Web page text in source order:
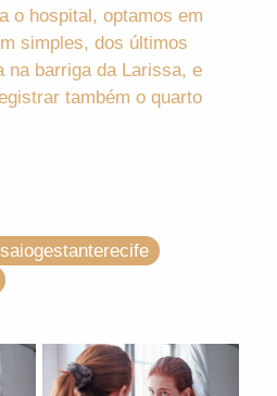
o hospital, optamos em
simples, dos últimos
na barriga da Larissa, e
também o quarto